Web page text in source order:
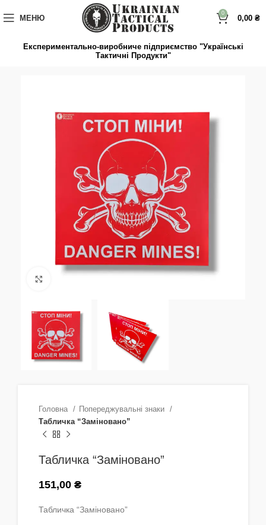
вмістуМЕНЮ
0
0,00 ₴
Експериментально-виробниче підприємство "Українські
Тактичні Продукти"
Головна
Попереджувальні знаки
Табличка “Заміновано”
Табличка “Заміновано”
151,00 ₴
Табличка “Заміновано”